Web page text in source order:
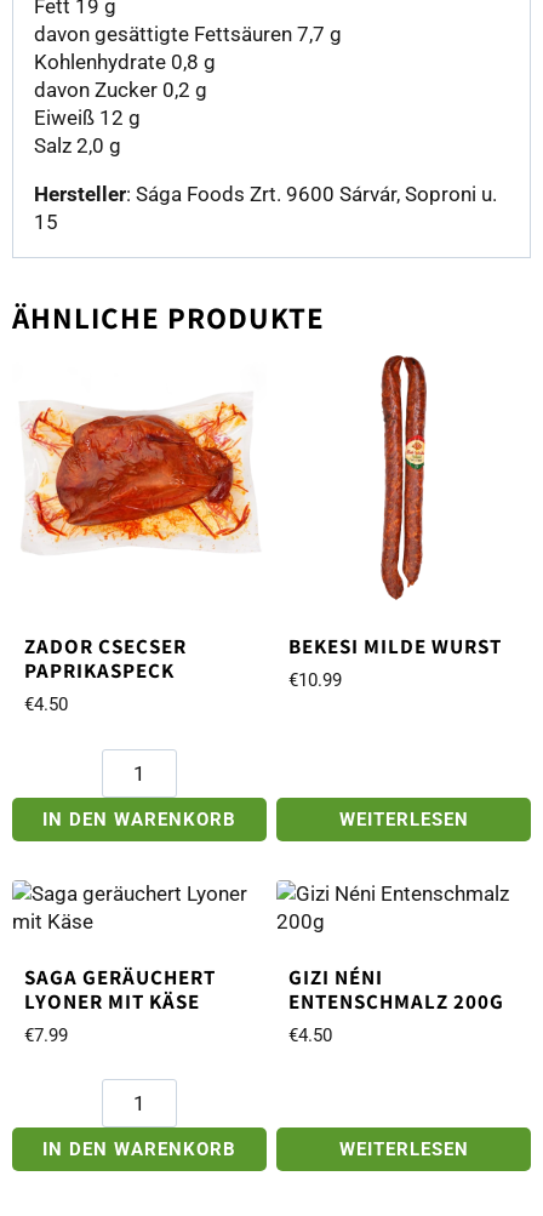
Fett 19 g
davon gesättigte Fettsäuren 7,7 g
Kohlenhydrate 0,8 g
davon Zucker 0,2 g
Eiweiß 12 g
Salz 2,0 g
Hersteller: Sága Foods Zrt. 9600 Sárvár, Soproni u.
15
ÄHNLICHE PRODUKTE
ZADOR CSECSER
PAPRIKASPECK
€4.50
Zador
Csecser
Paprikaspeck
Menge
IN DEN WARENKORB
BEKESI MILDE WURST
€10.99
WEITERLESEN
SAGA GERÄUCHERT
LYONER MIT KÄSE
€7.99
Saga
geräuchert
Lyoner
mit
IN DEN WARENKORB
GIZI NÉNI
ENTENSCHMALZ 200G
€4.50
WEITERLESEN